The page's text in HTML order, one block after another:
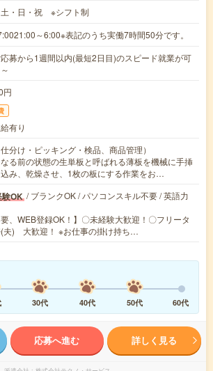
土・日・祝 ※シフト制
～6:00※表記のうち実働7時間50分です。
募から1週間以内(最短2日目)のスピード就業が可
円
有り
分け・ピッキング・検品、商品管理）
る前の状態の生単板と呼ばれる薄板を機械に手挿
込み、乾燥させ、1枚の板にする作業をお…
験OK / ブランクOK / パソコンスキル不要 / 英語力
要、WEB登録OK！】〇未経験大歓迎！〇フリータ
(夫) 大歓迎！ ※お仕事の掛け持ち…
30代 40代 50代 60代
応募へ進む 詳しく見る